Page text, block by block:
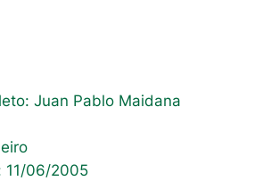
Juan Pablo Maidana
11/06/2005